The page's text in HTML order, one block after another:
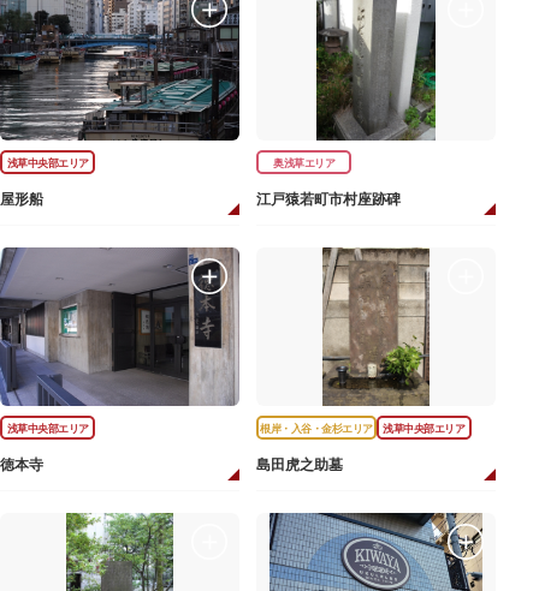
浅草中央部エリア
屋形船
奥浅草エリア
江戸猿若町市村座跡碑
浅草中央部エリア
徳本寺
根岸・入谷・金杉エリア 浅草中央部エリア
島田虎之助墓